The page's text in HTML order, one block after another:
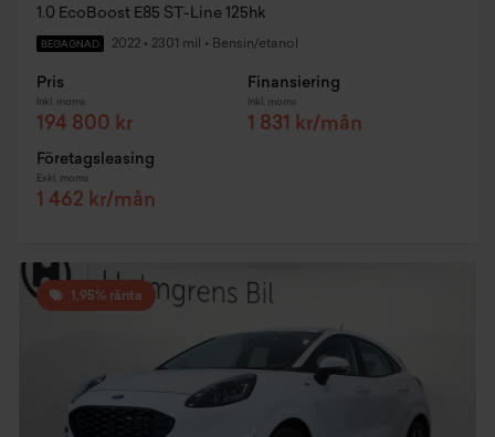
1.0 EcoBoost E85 ST-Line 125hk
BEGAGNAD 2022 • 2301 mil • Bensin/etanol
Pris
Inkl. moms
194 800 kr
Finansiering
Inkl. moms
1 831 kr/mån
Företagsleasing
Exkl. moms
1 462 kr/mån
1,95% ränta